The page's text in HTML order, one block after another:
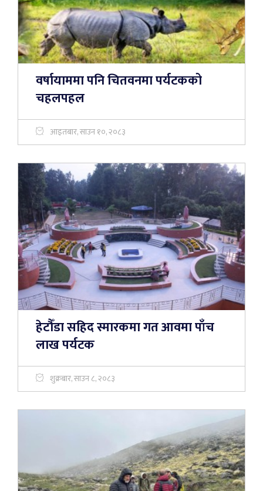
वर्षायाममा पनि चितवनमा पर्यटकको
चहलपहल
आइतबार, साउन १०, २०८३
हेटौँडा सहिद स्मारकमा गत आवमा पाँच
लाख पर्यटक
शुक्रबार, साउन ८, २०८३